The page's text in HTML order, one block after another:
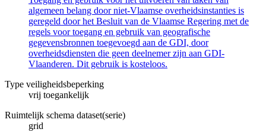
algemeen belang door niet-Vlaamse overheidsinstanties is
geregeld door het Besluit van de Vlaamse Regering met de
regels voor toegang en gebruik van geografische
gegevensbronnen toegevoegd aan de GDI, door
overheidsdiensten die geen deelnemer zijn aan GDI-
Vlaanderen. Dit gebruik is kosteloos.
Type veiligheidsbeperking
vrij toegankelijk
Ruimtelijk schema dataset(serie)
grid